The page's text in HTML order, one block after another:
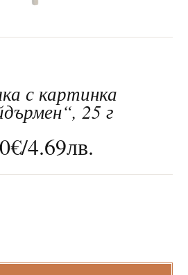
с картинка
25 г
€/4.69лв.